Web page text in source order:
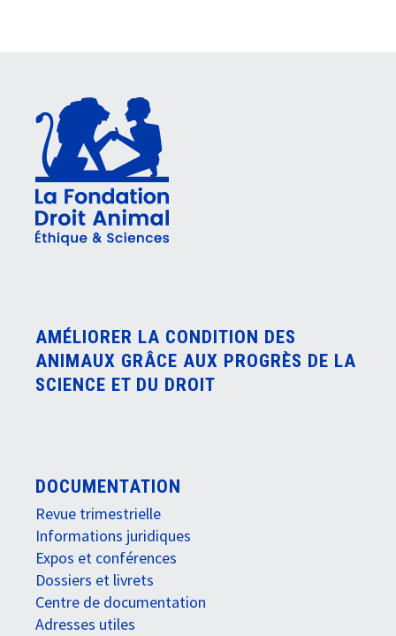
AMÉLIORER LA CONDITION DES
ANIMAUX GRÂCE AUX PROGRÈS DE LA
SCIENCE ET DU DROIT
DOCUMENTATION
Revue trimestrielle
Informations juridiques
Expos et conférences
Dossiers et livrets
Centre de documentation
Adresses utiles